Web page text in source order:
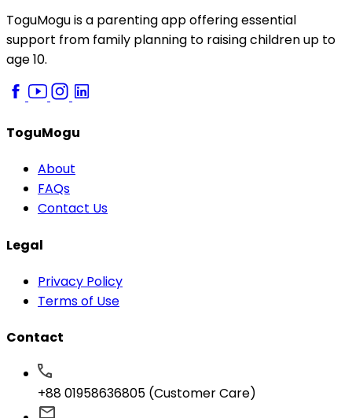
ToguMogu is a parenting app offering essential
support from family planning to raising children up to
age 10.
ToguMogu
About
FAQs
Contact Us
Legal
Privacy Policy
Terms of Use
Contact
+88 01958636805 (Customer Care)